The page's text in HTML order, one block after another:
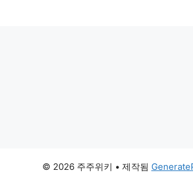
© 2026 주주위키 • 제작됨